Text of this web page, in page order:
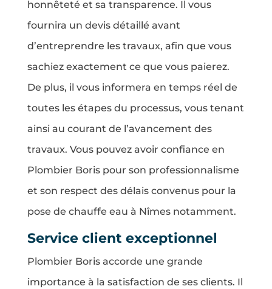
honnêteté et sa transparence. Il vous
fournira un devis détaillé avant
d’entreprendre les travaux, afin que vous
sachiez exactement ce que vous paierez.
De plus, il vous informera en temps réel de
toutes les étapes du processus, vous tenant
ainsi au courant de l’avancement des
travaux. Vous pouvez avoir confiance en
Plombier Boris pour son professionnalisme
et son respect des délais convenus pour la
pose de chauffe eau à Nîmes notamment.
Service client exceptionnel
Plombier Boris accorde une grande
importance à la satisfaction de ses clients. Il